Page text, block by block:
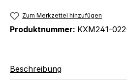
Zum Merkzettel hinzufügen
Produktnummer: KXM241-
Beschreibung